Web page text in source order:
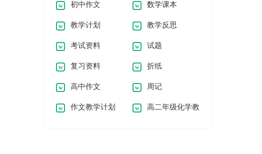
乐 划
初中作文 数学课本
教学计划 教学反思
考试资料 试题
复习资料 折纸
高中作文 周记
作文教学计划 高二年级化学教